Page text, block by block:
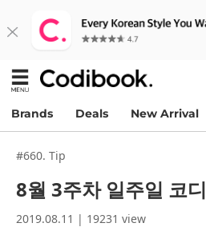
Brands Deals New Arrival
#660. Tip
8월 3주차 일주일 코디
2019.08.11 | 19231 view